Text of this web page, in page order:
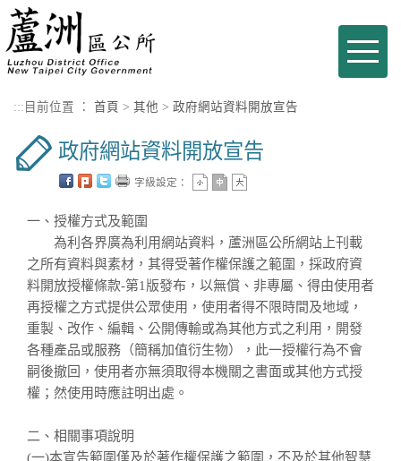
進入內容區塊
Toggle
::: 目前位置 ： 首頁 > 其他 > 政府網站資料開放宣告
政府網站資料開放宣告
字級設定：
一、授權方式及範圍
為利各界廣為利用網站資料，蘆洲區公所網站上刊載
之所有資料與素材，其得受著作權保護之範圍，採政府資
料開放授權條款-第1版發布，以無償、非專屬、得由使用者
再授權之方式提供公眾使用，使用者得不限時間及地域，
重製、改作、編輯、公開傳輸或為其他方式之利用，開發
各種產品或服務（簡稱加值衍生物），此一授權行為不會
嗣後撤回，使用者亦無須取得本機關之書面或其他方式授
權；然使用時應註明出處。
二、相關事項說明
(一)本宣告範圍僅及於著作權保護之範圍，不及於其他智慧